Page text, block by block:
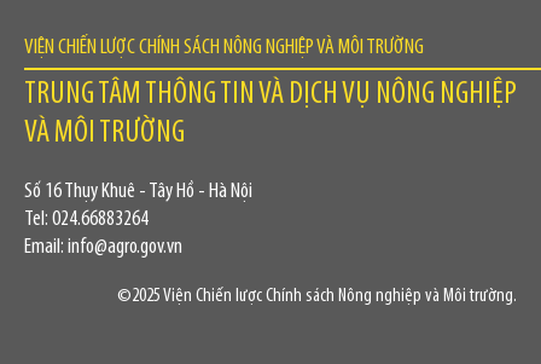
VIỆN CHIẾN LƯỢC CHÍNH SÁCH NÔNG NGHIỆP VÀ MÔI TRƯỜNG
TRUNG TÂM THÔNG TIN VÀ DỊCH VỤ NÔNG NGHIỆP
VÀ MÔI TRƯỜNG
Số 16 Thụy Khuê - Tây Hồ - Hà Nội
Tel: 024.66883264
Email: info@agro.gov.vn
©2025 Viện Chiến lược Chính sách Nông nghiệp và Môi trường.